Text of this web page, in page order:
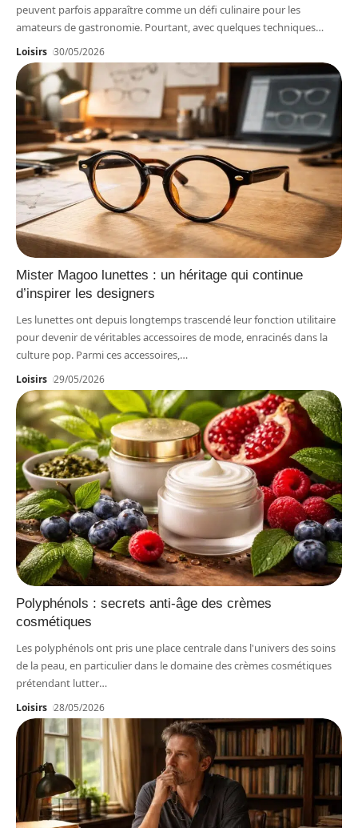
peuvent parfois apparaître comme un défi culinaire pour les
amateurs de gastronomie. Pourtant, avec quelques techniques…
Loisirs 30/05/2026
Mister Magoo lunettes : un héritage qui continue
d’inspirer les designers
Les lunettes ont depuis longtemps trascendé leur fonction utilitaire
pour devenir de véritables accessoires de mode, enracinés dans la
culture pop. Parmi ces accessoires,…
Loisirs 29/05/2026
Polyphénols : secrets anti-âge des crèmes
cosmétiques
Les polyphénols ont pris une place centrale dans l'univers des soins
de la peau, en particulier dans le domaine des crèmes cosmétiques
prétendant lutter…
Loisirs 28/05/2026